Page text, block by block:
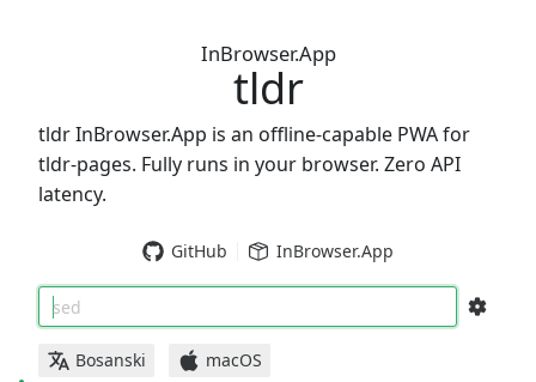
InBrowser.App
tldr
tldr InBrowser.App is an offline-capable PWA for
tldr-pages. Fully runs in your browser. Zero API
latency.
GitHub InBrowser.App
sed
Bosanski macOS